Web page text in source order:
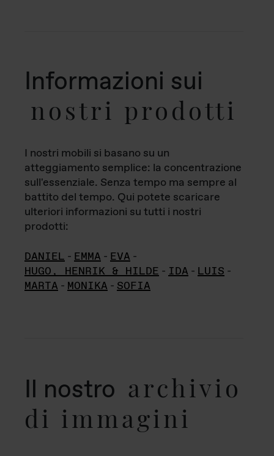
Informazioni sui
nostri prodotti
I nostri mobili si basano su un
atteggiamento semplice: la concentrazione
sull'essenziale. Senza tempo ma sempre al
battito del tempo. Qui potete scaricare
ulteriori informazioni su tutti i nostri
prodotti:
DANIEL - EMMA - EVA -
HUGO, HENRIK & HILDE - IDA - LUIS -
MARTA - MONIKA - SOFIA
Il nostro archivio
di immagini